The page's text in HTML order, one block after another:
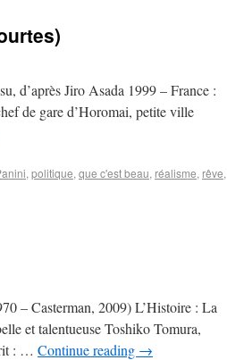
d’après Jiro Asada 1999 – France :
de gare d’Horomai, petite ville
, politique, que c'est beau, réalisme, rêve,
– Casterman, 2009) L’Histoire : La
et talentueuse Toshiko Tomura,
: … Continue reading →